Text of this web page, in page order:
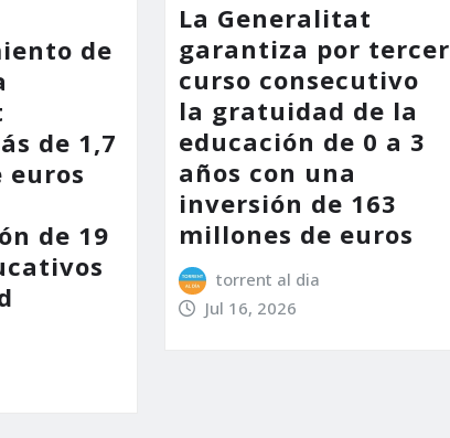
de
de 1,7
euros
de 19
La Generalitat
garantiza por tercer
curso consecutivo
la gratuidad de la
educación de 0 a 3
años con una
inversión de 163
millones de euros
torrent al dia
Jul 16, 2026